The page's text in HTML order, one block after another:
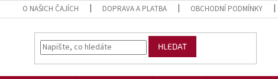
O NAŠICH ČAJÍCH DOPRAVA A PLATBA OBCHODNÍ PODMÍNKY
HLEDAT